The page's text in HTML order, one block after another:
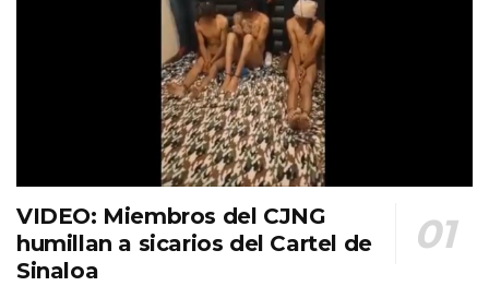
VIDEO: Miembros del CJNG
humillan a sicarios del Cartel de
Sinaloa